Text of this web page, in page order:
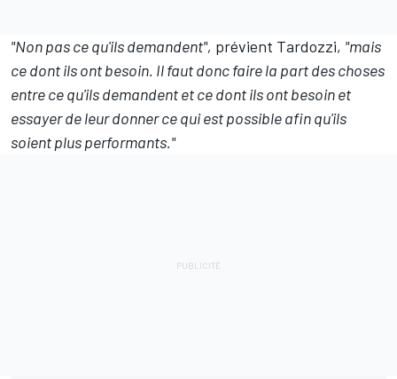
"Non pas ce qu'ils demandent", prévient Tardozzi, "mais
ce dont ils ont besoin. Il faut donc faire la part des choses
entre ce qu'ils demandent et ce dont ils ont besoin et
essayer de leur donner ce qui est possible afin qu'ils
soient plus performants."